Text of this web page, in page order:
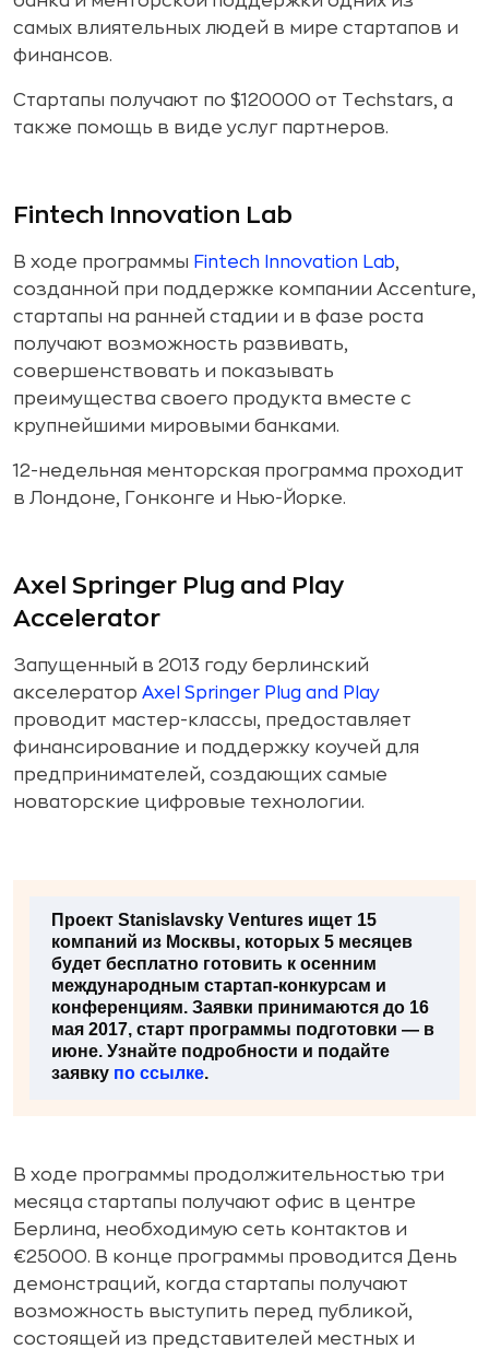
самых влиятельных людей в мире стартапов и
финансов.
Стартапы получают по $120000 от Techstars, а
также помощь в виде услуг партнеров.
Fintech Innovation Lab
В ходе программы Fintech Innovation Lab,
созданной при поддержке компании Accenture,
стартапы на ранней стадии и в фазе роста
получают возможность развивать,
совершенствовать и показывать
преимущества своего продукта вместе с
крупнейшими мировыми банками.
12-недельная менторская программа проходит
в Лондоне, Гонконге и Нью-Йорке.
Axel Springer Plug and Play
Accelerator
Запущенный в 2013 году берлинский
акселератор Axel Springer Plug and Play
проводит мастер-классы, предоставляет
финансирование и поддержку коучей для
предпринимателей, создающих самые
новаторские цифровые технологии.
Проект Stanislavsky Ventures ищет 15
компаний из Москвы, которых 5 месяцев
будет бесплатно готовить к осенним
международным стартап-конкурсам и
конференциям. Заявки принимаются до 16
мая 2017, старт программы подготовки — в
июне. Узнайте подробности и подайте
заявку по ссылке.
В ходе программы продолжительностью три
месяца стартапы получают офис в центре
Берлина, необходимую сеть контактов и
€25000. В конце программы проводится День
демонстраций, когда стартапы получают
возможность выступить перед публикой,
состоящей из представителей местных и